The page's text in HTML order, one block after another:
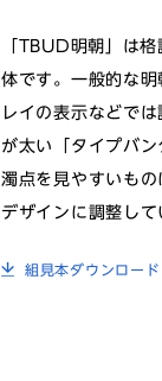
「TBUD明朝」は
体です。一般的な
レイの表示などで
が太い「タイプバ
濁点を見やすいも
デザインに調整して
組見本ダウンロード